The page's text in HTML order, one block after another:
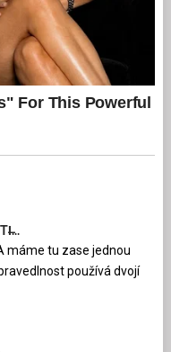
máme tu zase jednou
používá dvojí